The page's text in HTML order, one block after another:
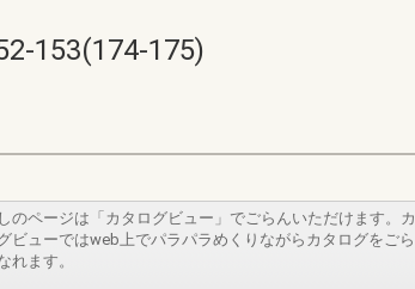
153(174-175)
のページは「カタログビュー」でごらんいただけます。カ
ビューではweb上でパラパラめくりながらカタログをごら
れます。